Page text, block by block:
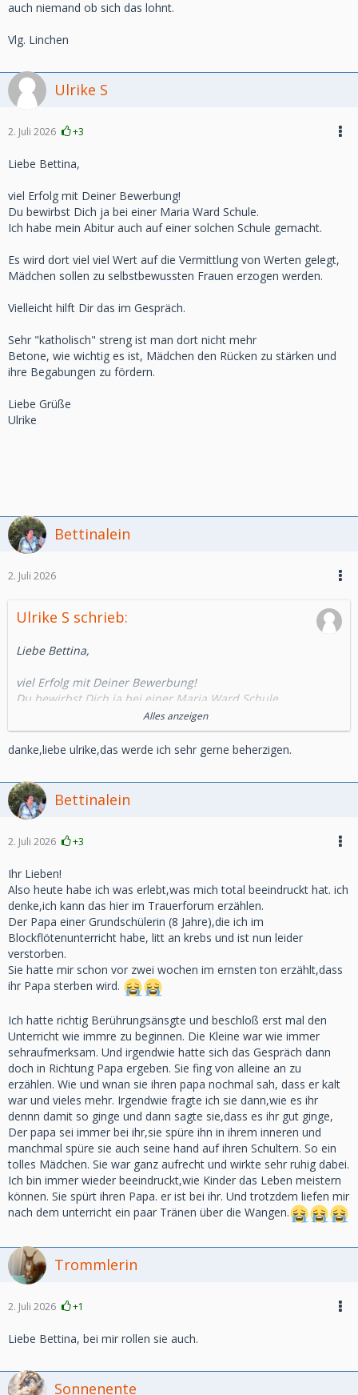
auch niemand ob sich das lohnt.
Vlg. Linchen
Ulrike S
2. Juli 2026 +3
Liebe Bettina,
viel Erfolg mit Deiner Bewerbung!
Du bewirbst Dich ja bei einer Maria Ward Schule.
Ich habe mein Abitur auch auf einer solchen Schule gemacht.
Es wird dort viel viel Wert auf die Vermittlung von Werten gelegt,
Mädchen sollen zu selbstbewussten Frauen erzogen werden.
Vielleicht hilft Dir das im Gespräch.
Sehr "katholisch" streng ist man dort nicht mehr
Betone, wie wichtig es ist, Mädchen den Rücken zu stärken und
ihre Begabungen zu fördern.
Liebe Grüße
Ulrike
Bettinalein
2. Juli 2026
Ulrike S schrieb:
Liebe Bettina,
viel Erfolg mit Deiner Bewerbung!
Du bewirbst Dich ja bei einer Maria Ward Schule.
Ich habe mein Abitur auch auf einer solchen Schule
gemacht.
Es wird dort viel viel Wert auf die Vermittlung von Werten
gelegt, Mädchen sollen zu selbstbewussten Frauen erzogen
werden.
Betone, wie wichtig es ist, Mädchen den Rücken zu stärken
und ihre Begabungen zu fördern.
Liebe Grüße
Ulrike
Alles anzeigen
danke,liebe ulrike,das werde ich sehr gerne beherzigen.
Bettinalein
2. Juli 2026 +3
Ihr Lieben!
Also heute habe ich was erlebt,was mich total beeindruckt hat. ich
denke,ich kann das hier im Trauerforum erzählen.
Der Papa einer Grundschülerin (8 Jahre),die ich im
Blockflötenunterricht habe, litt an krebs und ist nun leider
verstorben.
Sie hatte mir schon vor zwei wochen im ernsten ton erzählt,dass
ihr Papa sterben wird.
Ich hatte richtig Berührungsänsgte und beschloß erst mal den
Unterricht wie immre zu beginnen. Die Kleine war wie immer
sehraufmerksam. Und irgendwie hatte sich das Gespräch dann
doch in Richtung Papa ergeben. Sie fing von alleine an zu
erzählen. Wie und wnan sie ihren papa nochmal sah, dass er kalt
war und vieles mehr. Irgendwie fragte ich sie dann,wie es ihr
dennn damit so ginge und dann sagte sie,dass es ihr gut ginge,
Der papa sei immer bei ihr,sie spüre ihn in ihrem inneren und
manchmal spüre sie auch seine hand auf ihren Schultern. So ein
tolles Mädchen. Sie war ganz aufrecht und wirkte sehr ruhig dabei.
Ich bin immer wieder beeindruckt,wie Kinder das Leben meistern
können. Sie spürt ihren Papa. er ist bei ihr. Und trotzdem liefen mir
nach dem unterricht ein paar Tränen über die Wangen.
Trommlerin
2. Juli 2026 +1
Liebe Bettina, bei mir rollen sie auch.
Sonnenente